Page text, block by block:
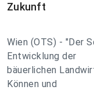
Zukunft
Wien (OTS) - "Der
Entwicklung der
bäuerlichen
Können und